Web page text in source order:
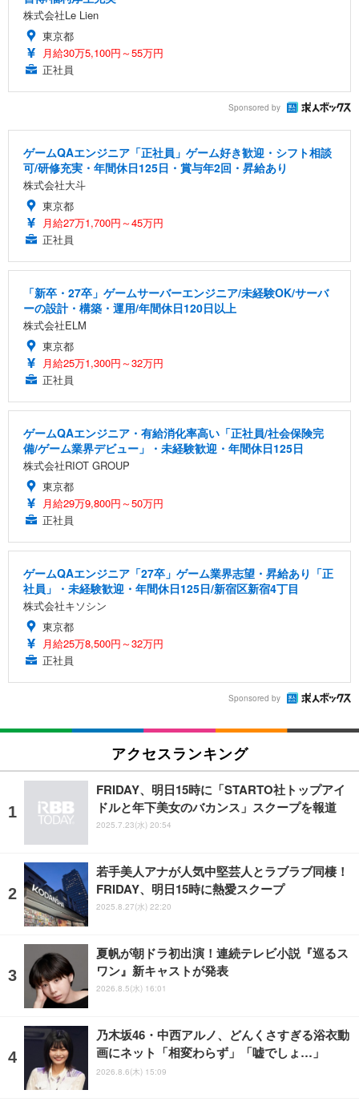
株式会社Le Lien
東京都
月給30万5,100円～55万円
正社員
Sponsored by
ゲームQAエンジニア「正社員」ゲーム好き歓迎・シフト相談
可/研修充実・年間休日125日・賞与年2回・昇給あり
株式会社大斗
東京都
月給27万1,700円～45万円
正社員
「新卒・27卒」ゲームサーバーエンジニア/未経験OK/サーバ
ーの設計・構築・運用/年間休日120日以上
株式会社ELM
東京都
月給25万1,300円～32万円
正社員
ゲームQAエンジニア・有給消化率高い「正社員/社会保険完
備/ゲーム業界デビュー」・未経験歓迎・年間休日125日
株式会社RIOT GROUP
東京都
月給29万9,800円～50万円
正社員
ゲームQAエンジニア「27卒」ゲーム業界志望・昇給あり「正
社員」・未経験歓迎・年間休日125日/新宿区新宿4丁目
株式会社キソシン
東京都
月給25万8,500円～32万円
正社員
Sponsored by
アクセスランキング
FRIDAY、明日15時に「STARTO社トップアイ
ドルと年下美女のバカンス」スクープを報道
2025.7.23(水) 20:54
若手美人アナが人気中堅芸人とラブラブ同棲！
FRIDAY、明日15時に熱愛スクープ
2025.8.27(水) 22:20
夏帆が朝ドラ初出演！連続テレビ小説『巡るス
ワン』新キャストが発表
2026.8.5(水) 16:01
乃木坂46・中西アルノ、どんくさすぎる浴衣動
画にネット「相変わらず」「嘘でしょ…」
2026.8.6(木) 15:09